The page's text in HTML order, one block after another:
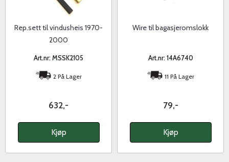
Rep.sett til vindusheis 1970-
2000
Art.nr: MSSK2105
2 På Lager
632,-
Kjøp
Wire til bagasjeromslokk
Art.nr: 14A6740
11 På Lager
79,-
Kjøp